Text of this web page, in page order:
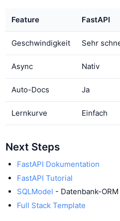
Feature FastAPI
Geschwindigkeit Sehr
Async Nativ
Auto-Docs Ja
Lernkurve Einfach
Next Steps
FastAPI Dokumentation
FastAPI Tutorial
SQLModel - Datenbank-ORM
Full Stack Template